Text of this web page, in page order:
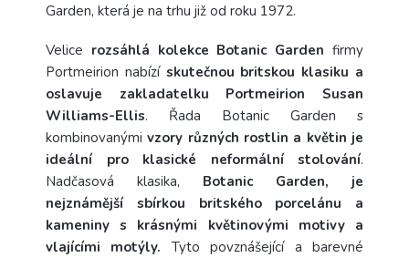
Garden, která je na trhu již od roku 1972.
Velice rozsáhlá kolekce Botanic Garden firmy
Portmeirion nabízí skutečnou britskou klasiku a
oslavuje zakladatelku Portmeirion Susan
Williams-Ellis. Řada Botanic Garden s
kombinovanýmivzory různých rostlin a květin je
ideální pro klasické neformální stolování.
Nadčasová klasika, Botanic Garden, je
nejznámější sbírkou britského porcelánu a
kameniny s krásnými květinovými motivy a
vlajícími motýly.
Tyto povznášející a barevné